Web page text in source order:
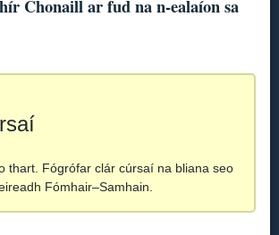
Chonaill ar fud na n-ealaíon sa
thart. Fógrófar clár cúrsaí na bliana seo
Fómhair–Samhain.